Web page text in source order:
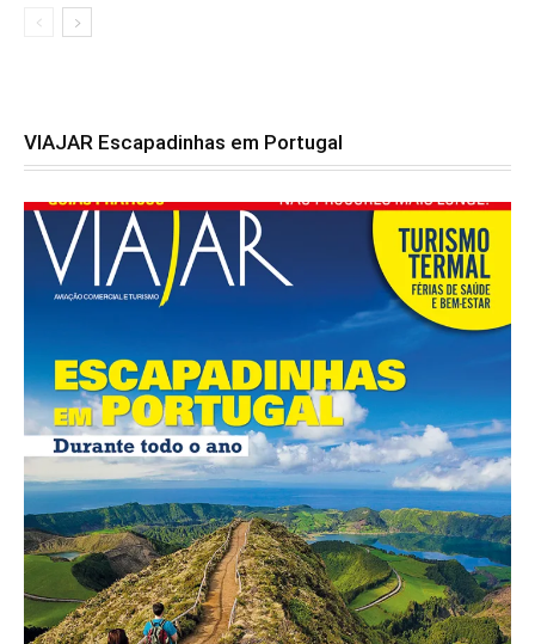
VIAJAR Escapadinhas em Portugal